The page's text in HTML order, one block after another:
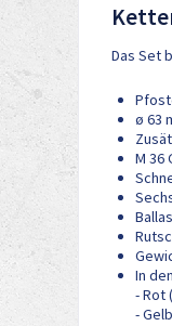
Das Set
ø 63
M 36
In
- Rot
-